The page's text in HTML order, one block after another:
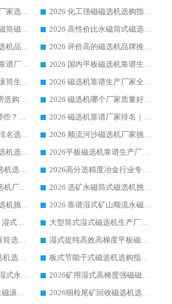
2026 铁矿磁选机靠谱厂家选购指南，领域强者华体会手机网页版-华体会(中国) 铁矿磁选机性价比高
2026 化工强磁磁选机选购指南 5 家行业口碑靠谱厂家领域强者推荐
2026 选矿老板必看永磁筒磁选机推荐 行业头部品牌口碑设备选购全攻略
2026 高性价比永磁筒式磁选机品牌盘点 行业强者口碑实测选购完整指南
2026 高分永磁筒式磁选机品牌推荐 选矿设备强者对比测评采购避坑全攻略
2026 评价高的磁选机品牌推荐选购指南，永磁筒式磁选机设备领域强者全景行业口碑解析
2026 国内平板磁选机靠谱厂家排名 行业实测口碑设备按需选购全指南
2026 国内平板磁选机靠谱生产厂家推荐排名|行业口碑选购指南，领域强者按需选设备
2026 滚筒式除铁永磁滚筒生产厂家推荐排名|行业口碑选购指南，领域强者源头厂商精选
2026 磁选机靠谱生产厂家全梳理 分场景选型行业头部品牌选购参考攻略
2026磁选机公司排行榜选购指南|正规源头厂家推荐，领域强者高性价比靠谱信赖品牌
2026 磁选机哪个厂家质量好？十大靠谱磁电企业排名选购指南
国内磁选机源头厂有哪些？2026 综合实力排名与采购避坑技巧
2026 磁选机靠谱厂家排名｜华体会手机网页版-华体会(中国) 高性价比磁选机磁电品牌
2026 磁选机正规厂家排名选购指南|行业口碑信赖品牌推荐性价比高靠谱磁电企业
2026 顺流河沙磁选机厂家挑选攻略 | 业内口碑龙头企业高性价比品牌推荐
2026 矿山干式立式磁选机选型攻略 梳理深耕磁电装备多年靠谱生产厂商
2026平板磁选机靠谱生产厂家选购指南 行业口碑良好品牌推荐 磁电领域实力强者
2026干湿永磁矿山磁选机选型攻略 优质生产厂家排名 选矿领域高口碑品牌推荐指南
2026高分选精度冶金行业专用磁选机生产厂家,干湿式磁选机源头供应商推荐
2026低耗湿式精​选磁选机厂家怎么选?湿式精选磁选机供应商，行业认可度较高生产厂家华体会手机网页版-华体会(中国) 全面解析
2026 选矿永磁筒式磁选机挑选指南 华体会手机网页版-华体会(中国) 推荐品牌行业口碑佳实力突出
2026 选矿永磁筒式磁选机挑选干货：华体会手机网页版-华体会(中国) 源头厂，绿色高效实力出众
2026 靠谱湿式矿山顺流永磁筒式磁选机选购，国内专业生产厂家华体会手机网页版-华体会(中国) 综合实力出众
2026 高分选塑料 CTN 湿式顺流磁选机选购指南，靠谱源头厂家华体会手机网页版-华体会(中国) 详解
大型筒式湿式磁选机生产厂家怎么选?华体会手机网页版-华体会(中国) 设备口碑广受行业认可
全磁高吸附深度永磁滚筒选购指南 业内口碑稳定磁电设备生产厂家详细推荐
湿式提纯高效高梯度平板磁选机靠谱设备源头厂商华体会手机网页版-华体会(中国) 综合测评
高回收率湿式选矿磁选机选购指南 业内口碑磁电设备生产厂家实力解析
板式节能干式磁选机选购指南，源头生产厂家华体会手机网页版-华体会(中国) 综合实力可观
2026 钛矿选矿优选：湿式永磁筒式磁选机源头厂家华体会手机网页版-华体会(中国) 综合解析
2026矿用湿式高梯度强磁磁选机选购指南，临朐靠谱磁电生产厂家华体会手机网页版-华体会(中国) 详解
2026 半磁耐磨 RCT 永磁滚筒选购指南，临朐源头生产厂家华体会手机网页版-华体会(中国) 实测分享
2026细粒尾矿回收磁选机选购指南 产业集群优质生产厂家华体会手机网页版-华体会(中国) 解析